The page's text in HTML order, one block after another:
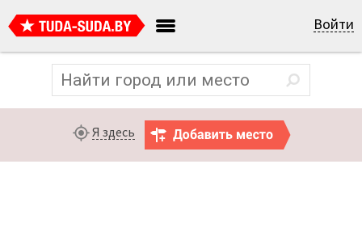
Войти
Я здесь